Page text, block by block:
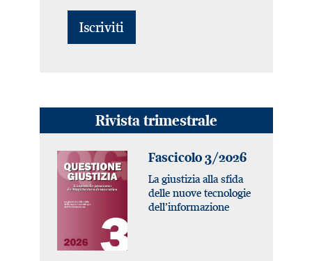
Rivista trimestrale
Fascicolo 3/2026
La giustizia alla sfida
delle nuove tecnologie
dell’informazione